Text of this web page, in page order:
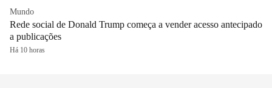
Mundo
Rede social de Donald Trump começa a vender acesso antecipado
a publicações
Há 10 horas